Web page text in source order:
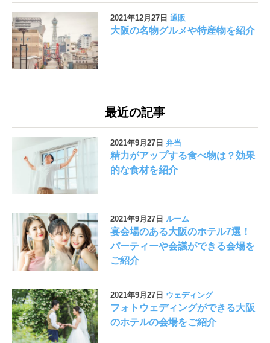
2021年12月27日通販
大阪の名物グルメや特産物を紹介
最近の記事
2021年9月27日弁当
精力がアップする食べ物は？効果
的な食材を紹介
2021年9月27日ルーム
宴会場のある大阪のホテル7選！
パーティーや会議ができる会場を
ご紹介
2021年9月27日 ウェディング
フォトウェディングができる大阪
のホテルの会場をご紹介